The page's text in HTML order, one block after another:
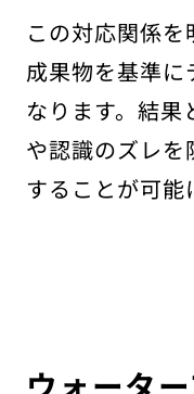
この対応関係
成果物を基準に
なります。結果
や認識のズレ
することが可能
ウォータ